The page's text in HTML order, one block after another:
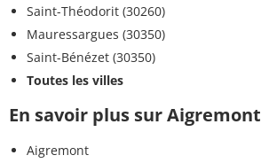
Saint-Théodorit (30260)
Mauressargues (30350)
Saint-Bénézet (30350)
Toutes les villes
En savoir plus sur Aigremont
Aigremont